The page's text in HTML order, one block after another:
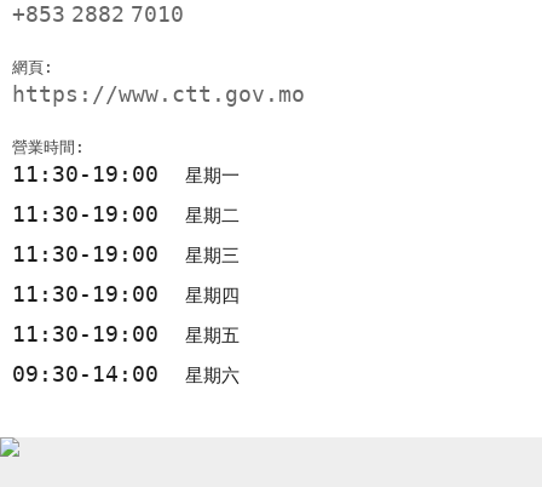
+853 2882 7010
網頁:
https://www.ctt.gov.mo
營業時間:
11:30-19:00 星期一
11:30-19:00 星期二
11:30-19:00 星期三
11:30-19:00 星期四
11:30-19:00 星期五
09:30-14:00 星期六